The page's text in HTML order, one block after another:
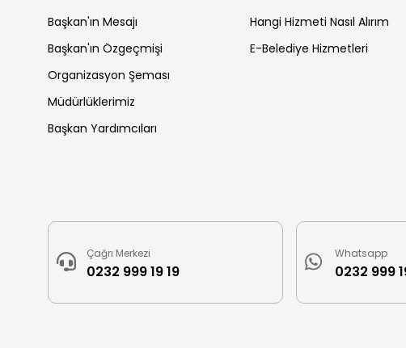
Başkan'ın Mesajı
Başkan'ın Özgeçmişi
Organizasyon Şeması
Müdürlüklerimiz
Başkan Yardımcıları
Hangi Hizmeti Nasıl Alırım
E-Belediye Hizmetleri
Çağrı Merkezi
0232 999 19 19
Whatsapp
0232 999